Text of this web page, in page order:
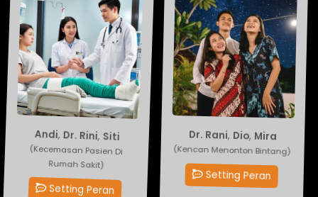
Andi,Dr. Rini,Siti
(Kecemasan Pasien Di
Rumah Sakit)
Setting Peran
Dr. Rani, Dio, Mira
(Kencan Menonton Bintang)
Setting Peran